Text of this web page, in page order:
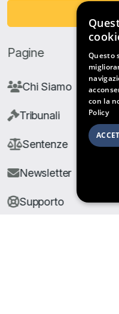
Pagine
Chi Siamo
Tribunali
Sentenze
Newsletter
Supporto
Questo
con la
Policy